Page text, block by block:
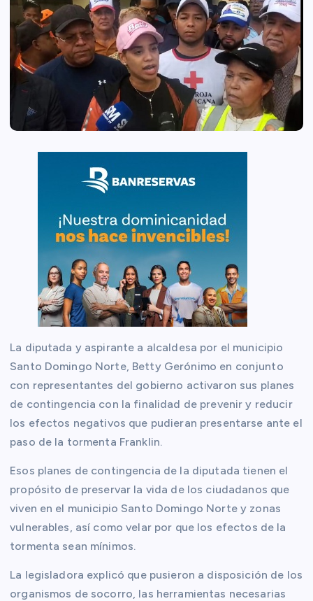
La diputada y aspirante a alcaldesa por el municipio
Santo Domingo Norte, Betty Gerónimo en conjunto
con representantes del gobierno activaron sus planes
de contingencia con la finalidad de prevenir y reducir
los efectos negativos que pudieran presentarse ante el
paso de la tormenta Franklin.
Esos planes de contingencia de la diputada tienen el
propósito de preservar la vida de los ciudadanos que
viven en el municipio Santo Domingo Norte y zonas
vulnerables, así como velar por que los efectos de la
tormenta sean mínimos.
La legisladora explicó que pusieron a disposición de los
organismos de socorro, las herramientas necesarias